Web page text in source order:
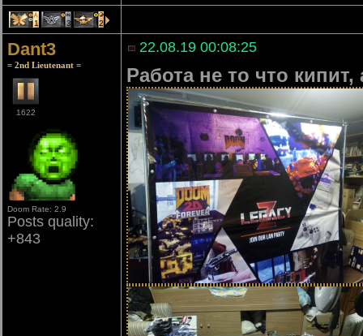
1 3 2
Dant3
= 2nd Lieutenant =
1622
Doom Rate: 2.9
Posts quality:
+843
22.08.19 00:08:25
Работа не то что